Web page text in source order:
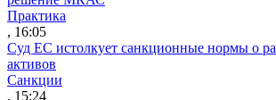
Практика
, 16:05
Суд ЕС истолкует санкционные нормы о
активов
Санкции
, 15:24